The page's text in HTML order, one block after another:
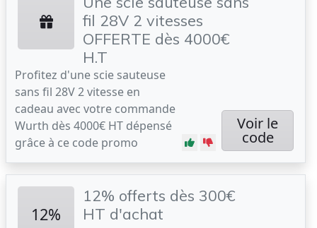
fil 28V 2 vitesses
OFFERTE dès 4000€
H.T
Profitez d'une scie sauteuse
sans fil 28V 2 vitesse en
cadeau avec votre commande
Wurth dès 4000€ HT dépensé
grâce à ce code promo
Voir le
code
12%
12% offerts dès 300€
HT d'achat